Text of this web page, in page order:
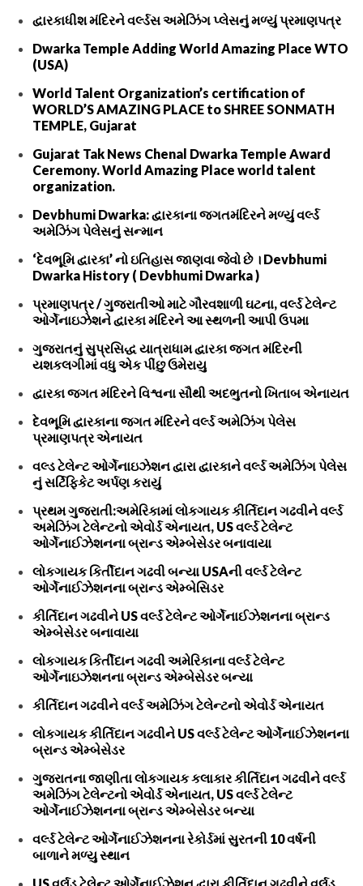
દ્વારકાધીશ મંદિરને વર્લ્ડસ અમેઝિંગ પ્લેસનું મળ્યું પ્રમાણપત્ર
Dwarka Temple Adding World Amazing Place WTO
(USA)
World Talent Organization’s certification of
WORLD’S AMAZING PLACE to SHREE SONMATH
TEMPLE, Gujarat
Gujarat Tak News Chenal Dwarka Temple Award
Ceremony. World Amazing Place world talent
organization.
Devbhumi Dwarka: દ્વારકાના જગતમંદિરને મળ્યું વર્લ્ડ
અમેઝિંગ પેલેસનું સન્માન
‘દેવભૂમિ દ્વારકા’ નો ઇતિહાસ જાણવા જેવો છે । Devbhumi
Dwarka History ( Devbhumi Dwarka )
પ્રમાણપત્ર / ગુજરાતીઓ માટે ગૌરવશાળી ઘટના, વર્લ્ડ ટેલેન્ટ
ઓર્ગેનાઇઝેશને દ્વારકા મંદિરને આ સ્થળની આપી ઉપમા
ગુજરાતનું સુપ્રસિદ્ધ યાત્રાધામ દ્વારકા જગત મંદિરની
યશકલગીમાં વધુ એક પીંછુ ઉમેરાયુ
દ્વારકા જગત મંદિરને વિશ્વના સૌથી અદભુતનો ખિતાબ એનાયત
દેવભૂમિ દ્વારકાના જગત મંદિરને વર્લ્ડ અમેઝિંગ પેલેસ
પ્રમાણપત્ર એનાયત
વલ્ડ ટેલેન્ટ ઓર્ગેનાઇઝેશન દ્વારા દ્વારકાને વર્લ્ડ અમેઝિંગ પેલેસ
નું સર્ટિફિકેટ અર્પણ કરાયું
પ્રથમ ગુજરાતી:અમેરિકામાં લોકગાયક કીર્તિદાન ગઢવીને વર્લ્ડ
અમેઝિંગ ટેલેન્ટનો એવોર્ડ એનાયત, US વર્લ્ડ ટેલેન્ટ
ઓર્ગેનાઈઝેશનના બ્રાન્ડ એમ્બેસેડર બનાવાયા
લોકગાયક કિર્તીદાન ગઢવી બન્યા USAની વર્લ્ડ ટેલેન્ટ
ઓર્ગેનાઈઝેશનના બ્રાન્ડ એમ્બેસિડર
કીર્તિદાન ગઢવીને US વર્લ્ડ ટેલેન્ટ ઓર્ગેનાઈઝેશનના બ્રાન્ડ
એમ્બેસેડર બનાવાયા
લોકગાયક કિર્તીદાન ગઢવી અમેરિકાના વર્લ્ડ ટેલેન્ટ
ઓર્ગેનાઇઝેશનના બ્રાન્ડ એમ્બેસેડર બન્યા
કીર્તિદાન ગઢવીને વર્લ્ડ અમેઝિંગ ટેલેન્ટનો એવોર્ડ એનાયત
લોકગાયક કીર્તિદાન ગઢવીને US વર્લ્ડ ટેલેન્ટ ઓર્ગેનાઈઝેશનના
બ્રાન્ડ એમ્બેસેડર
ગુજરાતના જાણીતા લોકગાયક કલાકાર કીર્તિદાન ગઢવીને વર્લ્ડ
અમેઝિંગ ટેલેન્ટનો એવોર્ડ એનાયત, US વર્લ્ડ ટેલેન્ટ
ઓર્ગેનાઈઝેશનના બ્રાન્ડ એમ્બેસેડર બન્યા
વર્લ્ડ ટેલેન્ટ ઓર્ગેનાઈઝેશનના રેકોર્ડમાં સુરતની 10 વર્ષની
બાળાને મળ્યુ સ્થાન